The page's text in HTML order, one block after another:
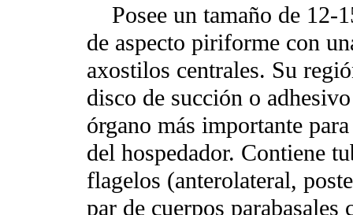
Posee un tamaño de 12-
de aspecto piriforme con
axostilos centrales. Su
disco de succión o
órgano más importante
del hospedador. Contiene
flagelos (anterolateral,
par de cuerpos